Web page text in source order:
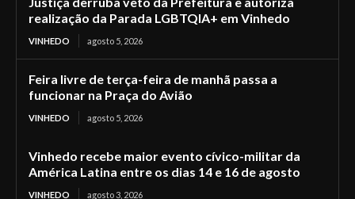
realização da Parada LGBTQIA+ em Vinhedo
VINHEDO agosto 5, 2026
Feira livre de terça-feira de manhã passa a
funcionar na Praça do Avião
VINHEDO agosto 5, 2026
Vinhedo recebe maior evento cívico-militar da
América Latina entre os dias 14 e 16 de agosto
VINHEDO agosto 3, 2026